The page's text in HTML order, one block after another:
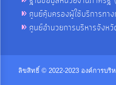
ศูนย์คุ้มครองผู้ใช้บริการทา
ศูนย์อำนวยการบริหารจังห
ลิขสิทธิ์ © 2022-2023 องค์การบริ